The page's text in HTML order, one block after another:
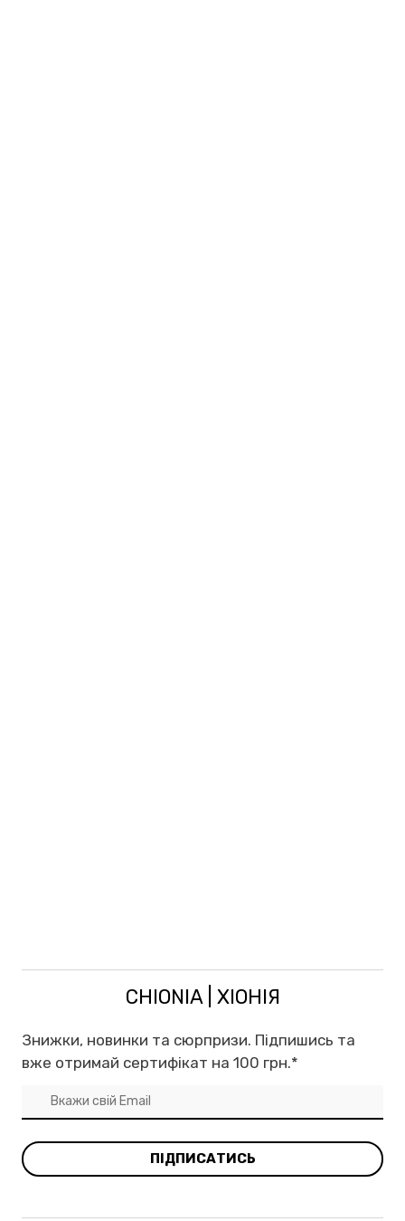
CHIONIA | ХІОНІЯ
Знижки, новинки та сюрпризи. Підпишись та
вже отримай сертифікат на 100 грн.*
ПІДПИСАТИСЬ